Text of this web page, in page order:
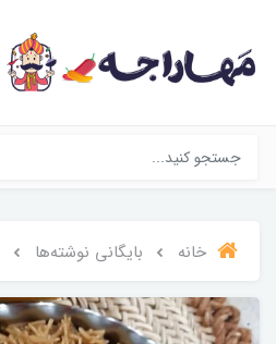
خانه بایگانی نوشته‌ها